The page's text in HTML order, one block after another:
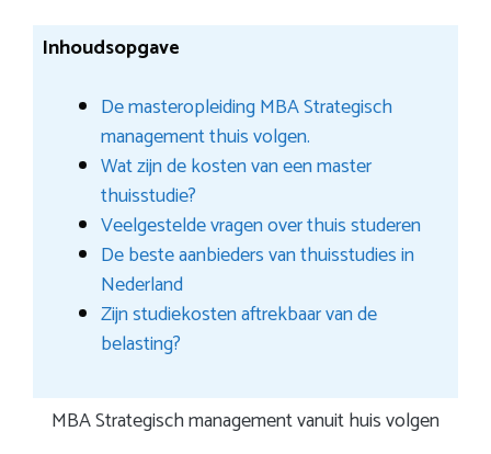
Inhoudsopgave
De masteropleiding MBA Strategisch
management thuis volgen.
Wat zijn de kosten van een master
thuisstudie?
Veelgestelde vragen over thuis studeren
De beste aanbieders van thuisstudies in
Nederland
Zijn studiekosten aftrekbaar van de
belasting?
MBA Strategisch management vanuit huis volgen